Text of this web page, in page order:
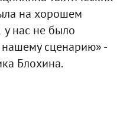
на хорошем
нас не было
сценарию» -
Блохина.